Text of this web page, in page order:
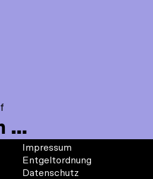
Footer
2
Impressum
Entgeltordnung
Datenschutz